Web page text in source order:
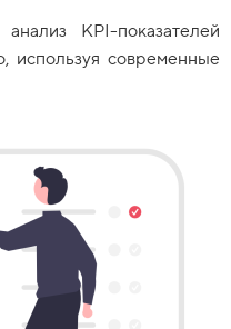
KPI-показателей
используя современные